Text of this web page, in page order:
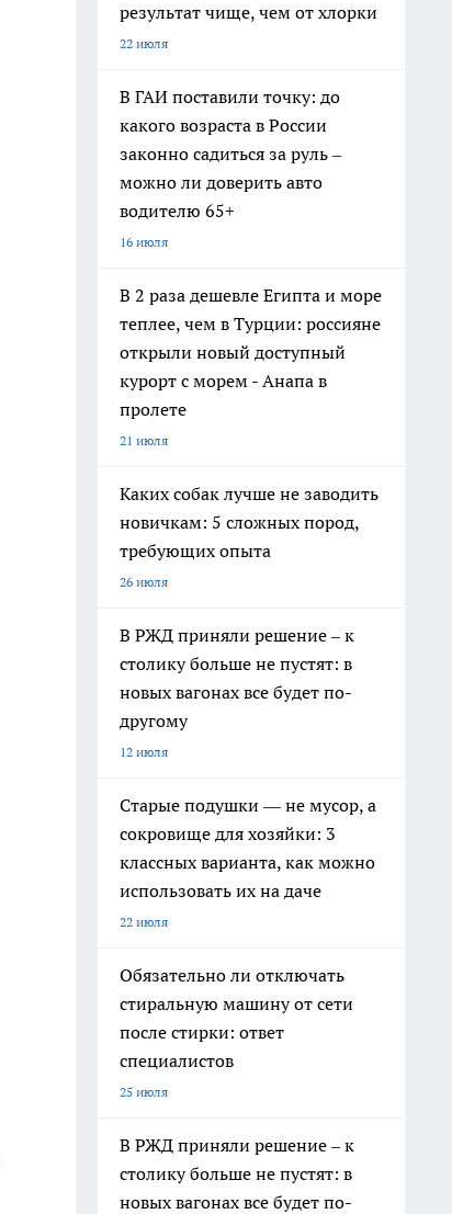
результат чище, чем от хлорки
22 июля
В ГАИ поставили точку: до
какого возраста в России
законно садиться за руль –
можно ли доверить авто
водителю 65+
16 июля
В 2 раза дешевле Египта и море
теплее, чем в Турции: россияне
открыли новый доступный
курорт с морем - Анапа в
пролете
21 июля
Каких собак лучше не заводить
новичкам: 5 сложных пород,
требующих опыта
26 июля
В РЖД приняли решение – к
столику больше не пустят: в
новых вагонах все будет по-
другому
12 июля
Старые подушки — не мусор, а
сокровище для хозяйки: 3
классных варианта, как можно
использовать их на даче
22 июля
Обязательно ли отключать
стиральную машину от сети
после стирки: ответ
специалистов
25 июля
В РЖД приняли решение – к
столику больше не пустят: в
новых вагонах все будет по-